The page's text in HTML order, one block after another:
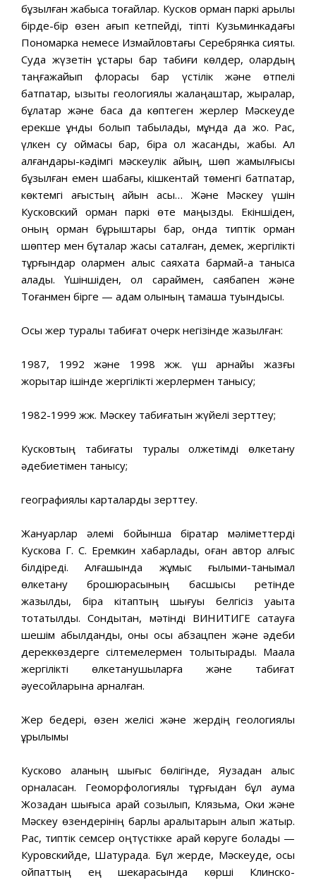
бұзылған жабысқақ тоғайлар. Кусков орман паркі арқылы
бірде-бір өзен ағып кетпейді, тіпті Кузьминкадағы
Пономарка немесе Измайловтағы Серебрянка сияқты.
Суда жүзетін құстары бар табиғи көлдер, олардың
таңғажайып флорасы бар үстілік және өтпелі
батпақтар, қызықты геологиялық жалаңаштар, жыралар,
бұлақтар және басқа да көптеген жерлер Мәскеуде
ерекше құнды болып табылады, мұнда да жоқ. Рас,
үлкен су қоймасы бар, бірақ ол жасанды, жабық. Ал
қалғандары-кәдімгі мәскеулік қайың, шөп жамылғысы
бұзылған емен шабағы, кішкентай төменгі батпақтар,
көктемгі ағыстың айқын қасық… Және Мәскеу үшін
Кусковский орман паркі өте маңызды. Екіншіден,
оның орман бұрыштары бар, онда типтік орман
шөптер мен бұталар жақсы сақталған, демек, жергілікті
тұрғындар олармен алыс саяхатқа бармай-ақ таныса
алады. Үшіншіден, ол сараймен, саябақпен және
Тоғанмен бірге — адам қолының тамаша туындысы.
Осы жер туралы табиғат очерк негізінде жазылған:
1987, 1992 және 1998 жж. үш арнайы жазғы
жорықтар ішінде жергілікті жерлермен танысу;
1982-1999 жж. Мәскеу табиғатын жүйелі зерттеу;
Кусковтың табиғаты туралы қолжетімді өлкетану
әдебиетімен танысу;
географиялық карталарды зерттеу.
Жануарлар әлемі бойынша бірқатар мәліметтерді
Кускова Г. С. Еремкин хабарлады, оған автор алғыс
білдіреді. Алғашында жұмыс ғылыми-танымал
өлкетану брошюрасының басшысы ретінде
жазылды, бірақ кітаптың шығуы белгісіз уақытқа
тоқтатылды. Сондықтан, мәтінді ВИНИТИГЕ сақтауға
шешім қабылданды, оны осы абзацпен және әдеби
дереккөздерге сілтемелермен толықтырады. Мақала
жергілікті өлкетанушыларға және табиғат
әуесқойларына арналған.
Жер бедері, өзен желісі және жердің геологиялық
құрылымы
Кусково қаланың шығыс бөлігінде, Яузадан алыс
орналасқан. Геоморфологиялық тұрғыдан бұл аумақ
Жозадан шығысқа қарай созылып, Клязьма, Оки және
Мәскеу өзендерінің барлық аралықтарын алып жатыр.
Рас, типтік семсер оңтүстікке қарай көруге болады —
Куровскийде, Шатурада. Бұл жерде, Мәскеуде, осы
ойпаттың ең шекарасында көрші Клинско-